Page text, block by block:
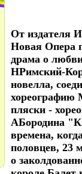
От издателя
Новая Опера
драма о
НРимский-
новелла,
хореографию
пляски -
АБородина
времена,
половцев, 23
о